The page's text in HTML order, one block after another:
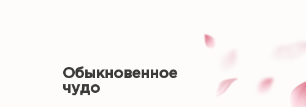
Обыкновенное
чудо